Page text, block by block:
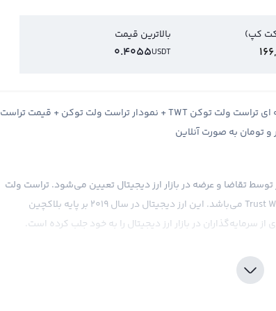
کپ) بالاترین قیمت
USDT
0.4055
قیمت تراست ولت توکن Trust Wallet Token + قیمت لحظه ای تراست ولت توکن TWT + نمودار تراست ولت توکن + قیمت تراست
تومان به صورت آنلاین
تقاضا و عرضه در بازار ارز دیجیتال تعیین می‌شود. تراست ولت
توکن (TWT) ارزی با نماد TWT و نام انگلیسی Trust Wallet Token می‌باشد. این ارز دیجیتال در سال 2019 بر پایه بلاکچین
ولت توکن دارد و می‌تواند تعادل بازار را به‌طور قابل توجهی